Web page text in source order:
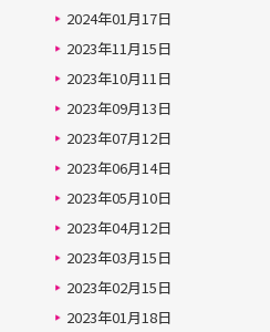
2024年01月17日
2023年11月15日
2023年10月11日
2023年09月13日
2023年07月12日
2023年06月14日
2023年05月10日
2023年04月12日
2023年03月15日
2023年02月15日
2023年01月18日